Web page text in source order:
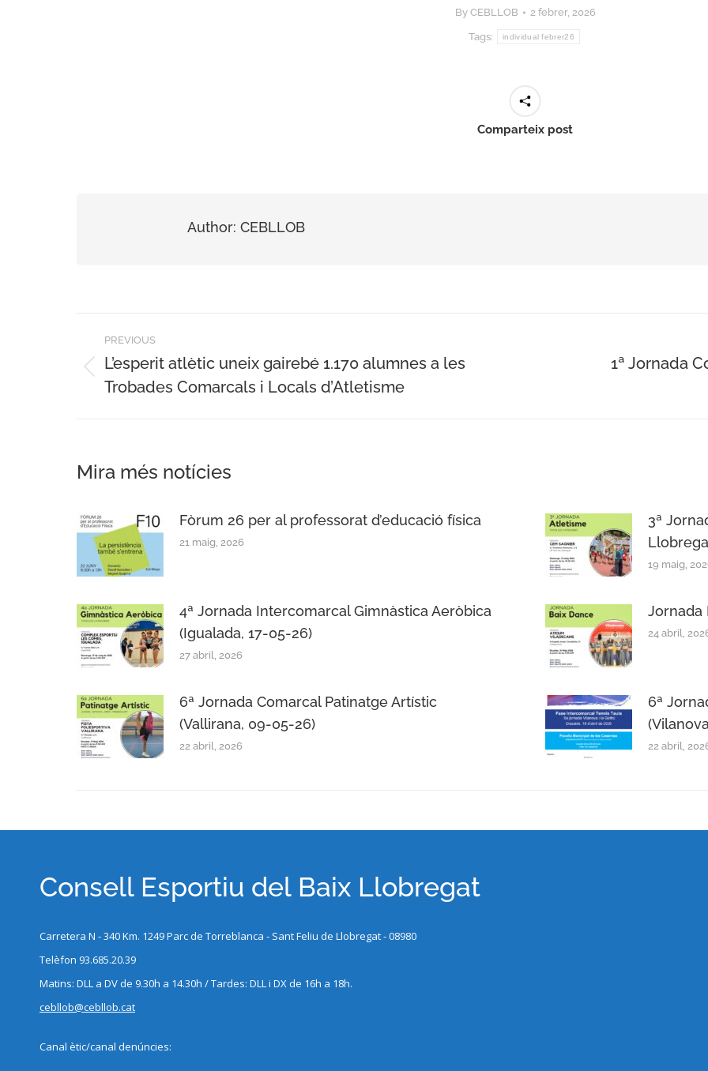
By CEBLLOB 2 febrer, 2026
Tags: individual febrer26
Comparteix post
Author: CEBLLOB
Post
navigation
PREVIOUS
Previous
post:
L’esperit atlètic uneix gairebé 1.170 alumnes a les
Trobades Comarcals i Locals d’Atletisme
1ª Jornada
Mira més notícies
Fòrum 26 per al professorat d’educació física
21 maig, 2026
3ª
19 maig,
4ª Jornada Intercomarcal Gimnàstica Aeròbica
(Igualada, 17-05-26)
27 abril, 2026
Jornada
24 abril,
6ª Jornada Comarcal Patinatge Artístic
(Vallirana, 09-05-26)
22 abril, 2026
6ª
22 abril,
Consell Esportiu del Baix Llobregat
Carretera N - 340 Km. 1249 Parc de Torreblanca - Sant Feliu de Llobregat - 08980
Telèfon 93.685.20.39
Matins: DLL a DV de 9.30h a 14.30h / Tardes: DLL i DX de 16h a 18h.
cebllob@cebllob.cat
Canal ètic/canal denúncies: